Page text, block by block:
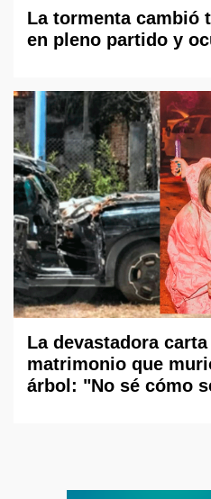
La tormenta cambió
en pleno partido y
La devastadora
matrimonio que
árbol: "No sé cómo